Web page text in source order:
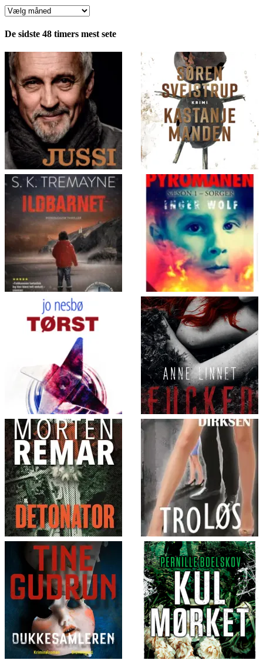
Anmeldelser
pr.
De sidste 48 timers mest sete